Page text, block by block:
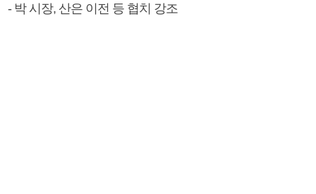
- 박 시장, 산은 이전 등 협치 강조